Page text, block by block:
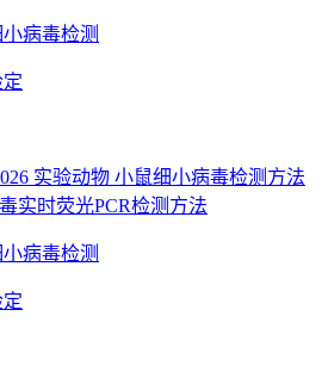
病毒检测
实验动物 小鼠细小病毒检测方法
实时荧光PCR检测方法
病毒检测